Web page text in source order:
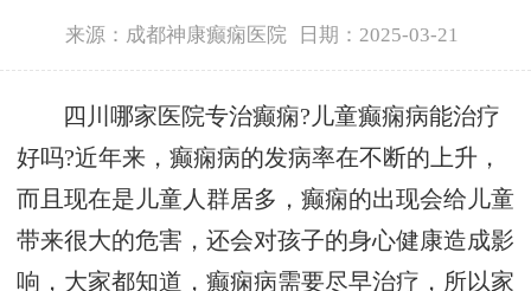
来源：成都神康癫痫医院 日期：2025-03-21
四川哪家医院专治癫痫?儿童癫痫病能治疗
好吗?近年来，癫痫病的发病率在不断的上升，
而且现在是儿童人群居多，癫痫的出现会给儿童
带来很大的危害，还会对孩子的身心健康造成影
响，大家都知道，癫痫病需要尽早治疗，所以家